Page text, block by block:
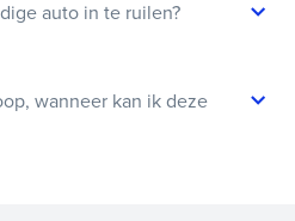
auto in te ruilen?
wanneer kan ik deze